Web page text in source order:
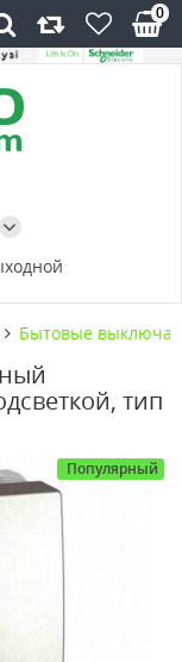
0
Бытовые
тип
Популярный